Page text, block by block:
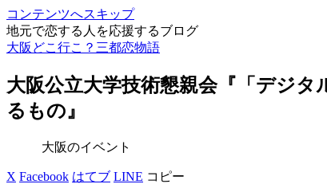
コンテンツへスキップ
地元で恋する人を応援するブログ
大阪どこ行こ？三都恋物語
大阪公立大学技術懇親会『「デジ
るもの』
大阪のイベント
X Facebook はてブ LINE コピー